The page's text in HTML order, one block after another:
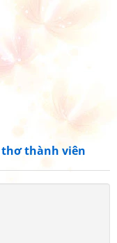
thơ thành viên